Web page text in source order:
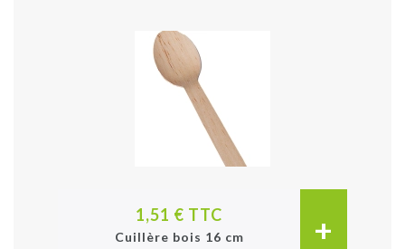
1,51 € TTC
Cuillère bois 16 cm +